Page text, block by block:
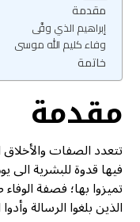
مقدمة
إبراهيم الذي وفَّى
وفاء كليم الله موسى
خاتمة
مقدمة
تتعدد الصفات والأخلاق
فيها قدوة للبشرية الى
تميزوا بها؛ فصفة
الذين بلغوا الرسالة